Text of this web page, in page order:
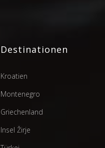
Destinationen
Kroatien
Montenegro
Griechenland
Insel Žirje